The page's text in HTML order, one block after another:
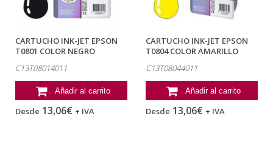
CARTUCHO INK-JET EPSON
T0801 COLOR NEGRO
C13T08014011
Añadir al carrito
Desde 13,06€ + IVA
CARTUCHO INK-JET EPSON
T0804 COLOR AMARILLO
C13T08044011
Añadir al carrito
Desde 13,06€ + IVA